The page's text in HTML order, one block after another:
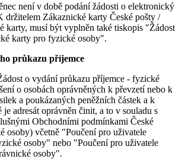
není v době podání žádosti o elektronický
držitelem Zákaznické karty České pošty /
karty, musí být vyplněn také tiskopis "Žádost
karty pro fyzické osoby".
průkazu příjemce
o vydání průkazu příjemce - fyzické
o osobách oprávněných k převzetí nebo k
a poukázaných peněžních částek a k
adresát oprávněn činit, a to v souladu s
Obchodními podmínkami České
osoby) včetně "Poučení pro uživatele
osoby" nebo "Poučení pro uživatele
osoby".